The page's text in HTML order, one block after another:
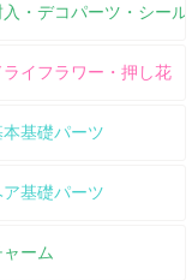
入・デコパーツ・シール
ライフラワー・押し花
本基礎パーツ
ア基礎パーツ
ーム